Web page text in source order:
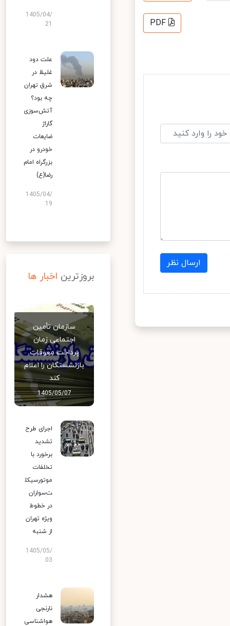
PDF
ارسال نظر
1405/04/
علت دود
غلیظ در
شرق تهران
چه بود؟
آتش‌سوزی
گاراژ
ضایعات
خودرو در
بزرگراه امام
رضا(ع)
1405/04/
19
بروزترین اخبار ها
سازمان تأمین
اجتماعی زمان
پرداخت معوقات
بازنشستگان را اعلام
کند
1405/05/07
اجرای طرح
تشدید
برخورد با
تخلفات
موتورسیکل
ت‌سواران
در خطوط
ویژه تهران
از شنبه
1405/05/
03
هشدار
نارنجی
هواشناسی